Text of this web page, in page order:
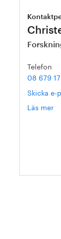
Telefon
08 679
Skicka e-
Läs mer